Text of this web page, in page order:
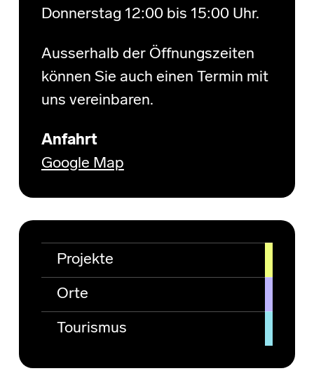
Donnerstag 12:00 bis 15:00 Uhr.
Ausserhalb der Öffnungszeiten
können Sie auch einen Termin mit
uns vereinbaren.
Anfahrt
Google Map
Projekte
Orte
Tourismus